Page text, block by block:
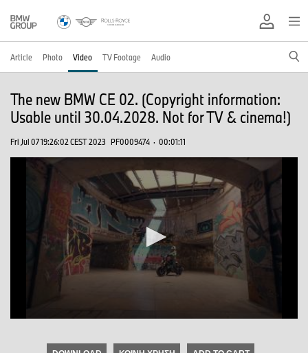
Article Photo Video TV Footage Audio
The new BMW CE 02. (Copyright information:
Usable until 30.04.2028. Not for TV & cinema!)
Fri Jul 07 19:26:02 CEST 2023 PF0009474 · 00:01:11